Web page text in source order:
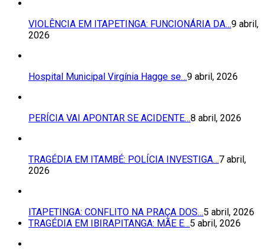
VIOLÊNCIA EM ITAPETINGA: FUNCIONÁRIA DA…9 abril,
2026
Hospital Municipal Virgínia Hagge se…9 abril, 2026
PERÍCIA VAI APONTAR SE ACIDENTE…8 abril, 2026
TRAGÉDIA EM ITAMBÉ: POLÍCIA INVESTIGA…7 abril,
2026
ITAPETINGA: CONFLITO NA PRAÇA DOS…5 abril, 2026
TRAGÉDIA EM IBIRAPITANGA: MÃE E…5 abril, 2026